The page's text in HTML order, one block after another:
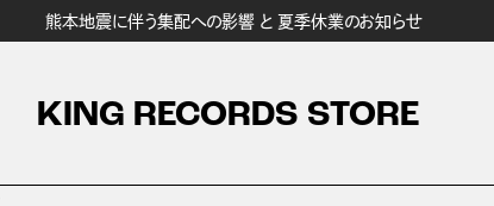
熊本地震に伴う集配への影響 と 夏季休業のお知らせ
KING RECORDS STORE